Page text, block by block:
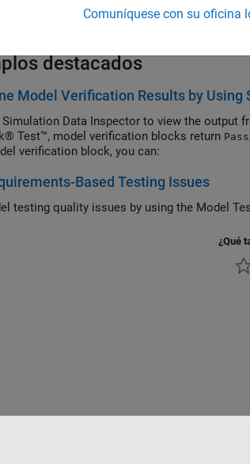
for selective test execution, and filter
destacados
Model Verification Results by
Simulation Data Inspector to view the output
Test™, model verification blocks return Pass
verification block, you can:
Based Testing Issues
testing quality issues by using the Model
¿Qué
Comuníquese con su oficina